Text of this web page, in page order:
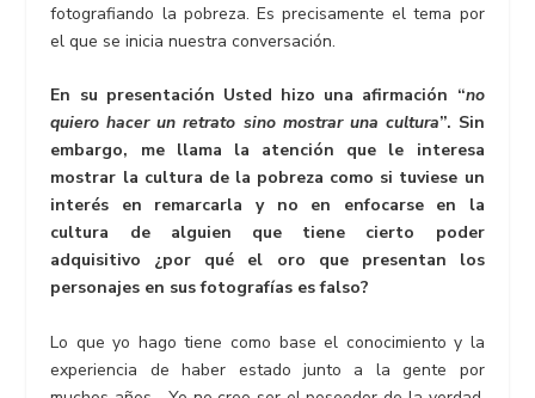
fotografiando la pobreza. Es precisamente el tema por
el que se inicia nuestra conversación.
En su presentación Usted hizo una afirmación “no
quiero hacer un retrato sino mostrar una cultura”. Sin
embargo, me llama la atención que le interesa
mostrar la cultura de la pobreza como si tuviese un
interés en remarcarla y no en enfocarse en la
cultura de alguien que tiene cierto poder
adquisitivo ¿por qué el oro que presentan los
personajes en sus fotografías es falso?
Lo que yo hago tiene como base el conocimiento y la
experiencia de haber estado junto a la gente por